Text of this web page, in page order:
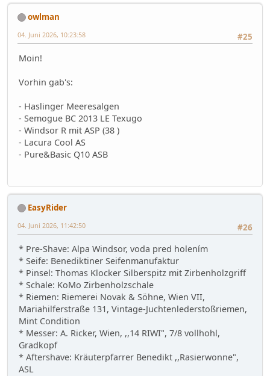
owlman
#25
04. Juni 2026, 10:23:58
Moin!
Vorhin gab's:
- Haslinger Meeresalgen
- Semogue BC 2013 LE Texugo
- Windsor R mit ASP (38 )
- Lacura Cool AS
- Pure&Basic Q10 ASB
EasyRider
#26
04. Juni 2026, 11:42:50
* Pre-Shave: Alpa Windsor, voda pred holením
* Seife: Benediktiner Seifenmanufaktur
* Pinsel: Thomas Klocker Silberspitz mit Zirbenholzgriff
* Schale: KoMo Zirbenholzschale
* Riemen: Riemerei Novak & Söhne, Wien VII,
Mariahilferstraße 131, Vintage-Juchtenlederstoßriemen,
Mint Condition
* Messer: A. Ricker, Wien, ,,14 RIWI", 7/8 vollhohl,
Gradkopf
* Aftershave: Kräuterpfarrer Benedikt ,,Rasierwonne",
ASL